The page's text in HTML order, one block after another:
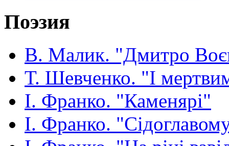
Поэзия
В. Малик. "Дмитро
Т. Шевченко. "І
І. Франко. "Каменярі"
І. Франко.